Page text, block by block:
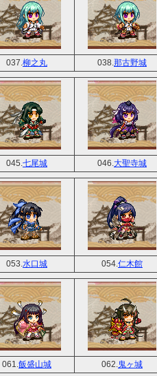
037. 柳之丸 038. 那古野城
045. 七尾城 046. 大聖寺城
053. 水口城 054. 仁木館
061. 飯盛山城 062. 鬼ヶ城